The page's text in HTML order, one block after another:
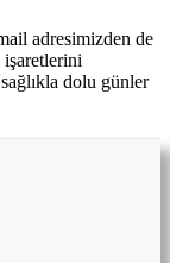
adresimizden de
işaretlerini
dolu günler